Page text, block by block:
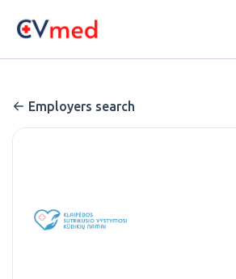
Employers search